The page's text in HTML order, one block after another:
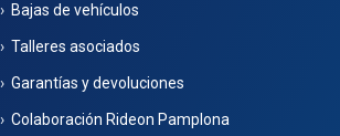
Bajas de vehículos
Talleres asociados
Garantías y devoluciones
Colaboración Rideon Pamplona